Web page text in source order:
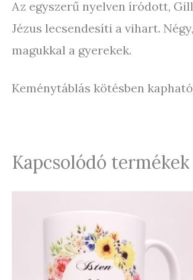
Az egyszerű nyelven íródott,
Jézus lecsendesíti a vihart.
magukkal a gyerekek.
Keménytáblás kötésben
Kapcsolódó termékek